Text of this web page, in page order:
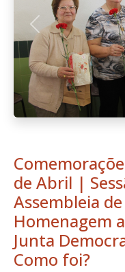
Anterior
de Abril |
Assembleia
Homenagem
Junta
Como foi?